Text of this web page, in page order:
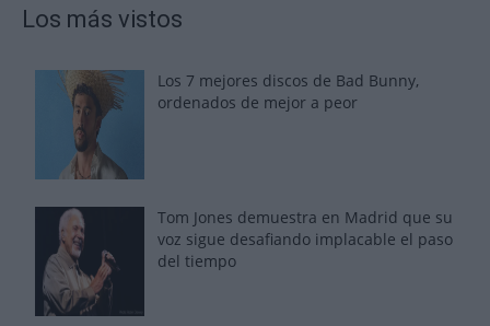
Los más vistos
Los 7 mejores discos de Bad Bunny,
ordenados de mejor a peor
Tom Jones demuestra en Madrid que su
voz sigue desafiando implacable el paso
del tiempo